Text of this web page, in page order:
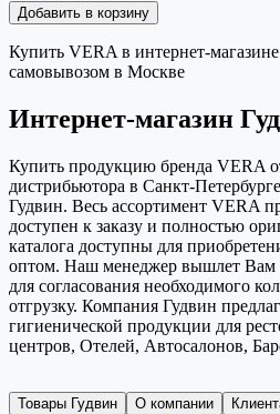
Добавить в корзину
Купить VERA в интернет-
самовывозом в Москве
Интернет-магазин
Купить продукцию бренда VERA
дистрибьютора в Санкт-
Гудвин. Весь ассортимент VERA
доступен к заказу и полностью
каталога доступны для
оптом. Наш менеджер вышлет Вам
для согласования необходимого
отгрузку. Компания Гудвин
гигиенической продукции для
центров, Отелей, Автосалонов,
Товары Гудвин О компании